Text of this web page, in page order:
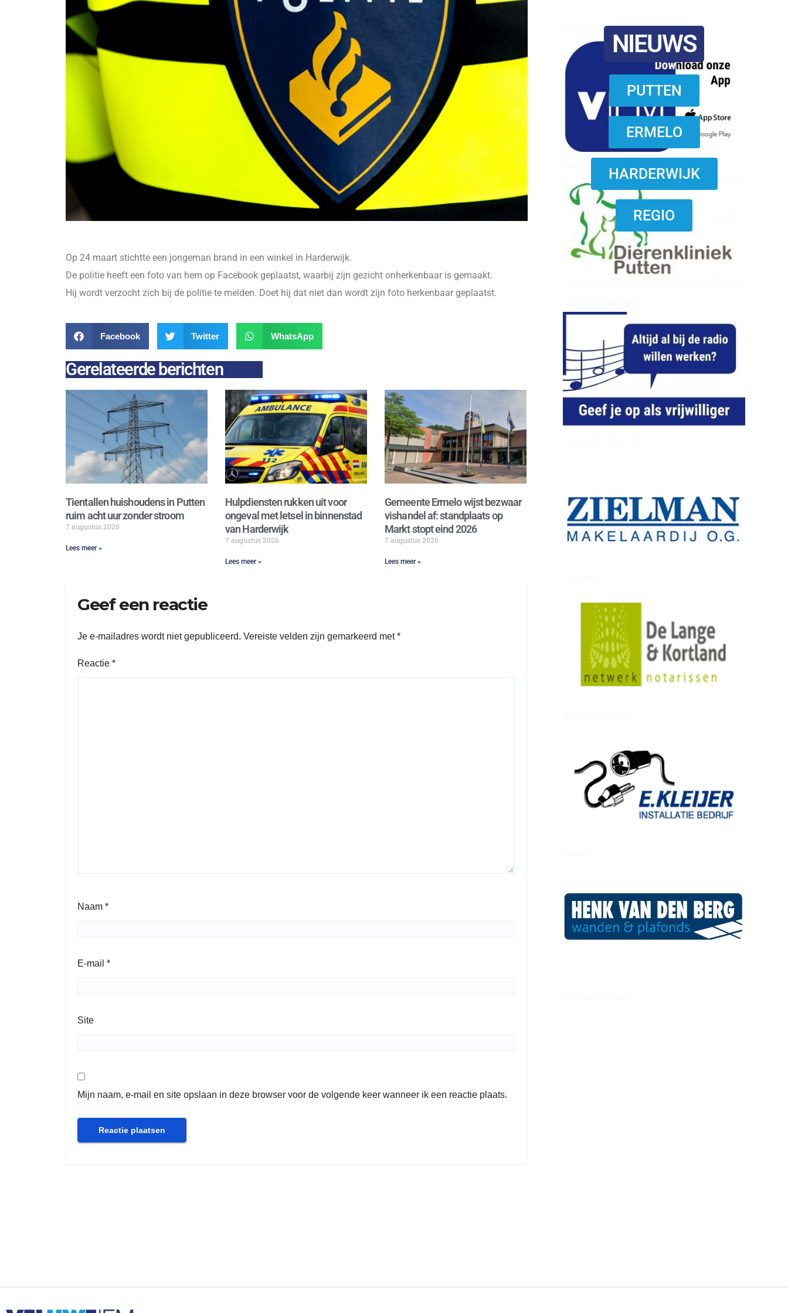
reanimatie ermelo
NIEUWS
PUTTEN
ERMELO
HARDERWIJK
REGIO
Op 24 maart stichtte een jongeman brand in een winkel in Harderwijk.
De politie heeft een foto van hem op Facebook geplaatst, waarbij zijn gezicht onherkenbaar is gemaakt.
Hij wordt verzocht zich bij de politie te melden. Doet hij dat niet dan wordt zijn foto herkenbaar geplaatst.
Facebook Twitter WhatsApp
Gerelateerde berichten
Tientallen huishoudens in Putten
ruim acht uur zonder stroom
7 augustus 2026
Lees meer »
Hulpdiensten rukken uit voor
ongeval met letsel in binnenstad
van Harderwijk
7 augustus 2026
Lees meer »
Gemeente Ermelo wijst bezwaar
vishandel af: standplaats op
Markt stopt eind 2026
7 augustus 2026
Lees meer »
Geef een reactie
Je e-mailadres wordt niet gepubliceerd. Vereiste velden zijn gemarkeerd met*
Reactie *
Naam *
E-mail *
Site
Mijn naam, e-mail en site opslaan in deze browser voor de volgende keer wanneer ik een reactie plaats.